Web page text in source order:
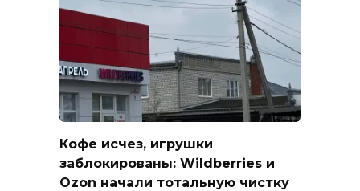
Кофе исчез, игрушки
заблокированы: Wildberries и
Ozon начали тотальную чистку